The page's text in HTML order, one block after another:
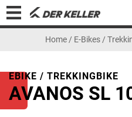
Home / E-Bikes /
EBIKE / TREKKINGBIKE
AVANOS SL